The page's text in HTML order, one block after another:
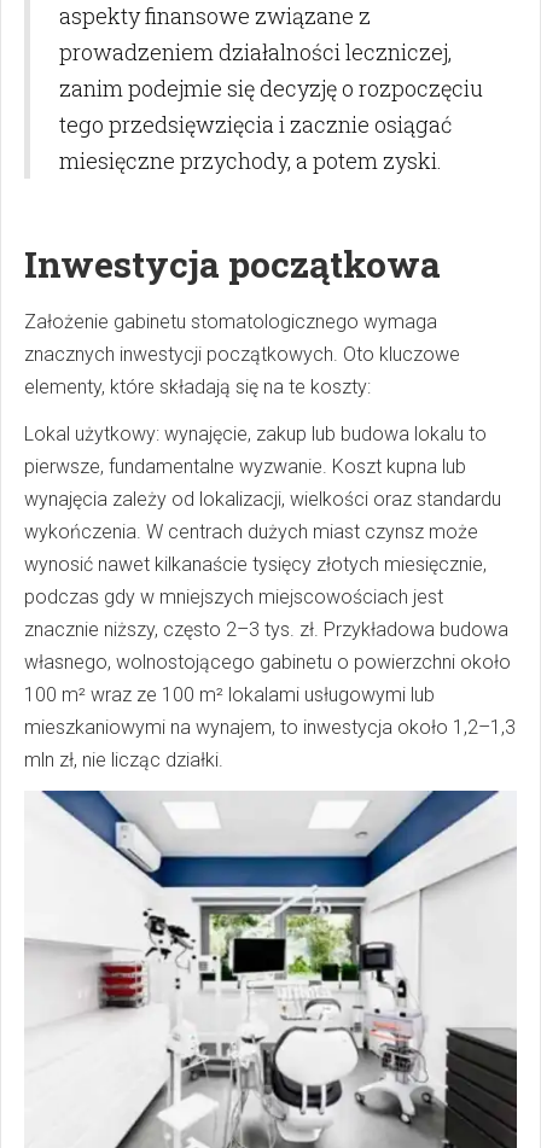
aspekty finansowe związane z
prowadzeniem działalności leczniczej,
zanim podejmie się decyzję o rozpoczęciu
tego przedsięwzięcia i zacznie osiągać
miesięczne przychody, a potem zyski.
Inwestycja początkowa
Założenie gabinetu stomatologicznego wymaga
znacznych inwestycji początkowych. Oto kluczowe
elementy, które składają się na te koszty:
Lokal użytkowy: wynajęcie, zakup lub budowa lokalu to
pierwsze, fundamentalne wyzwanie. Koszt kupna lub
wynajęcia zależy od lokalizacji, wielkości oraz standardu
wykończenia. W centrach dużych miast czynsz może
wynosić nawet kilkanaście tysięcy złotych miesięcznie,
podczas gdy w mniejszych miejscowościach jest
znacznie niższy, często 2–3 tys. zł. Przykładowa budowa
własnego, wolnostojącego gabinetu o powierzchni około
100 m² wraz ze 100 m² lokalami usługowymi lub
mieszkaniowymi na wynajem, to inwestycja około 1,2–1,3
mln zł, nie licząc działki.